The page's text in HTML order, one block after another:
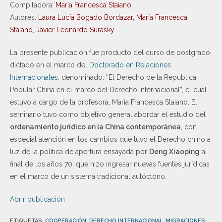
Compiladora: María Francesca Staiano
Autores:
Laura Lucía Bogado Bordazar, María Francesca
Staiano, Javier Leonardo Surasky.
La presente publicación fue producto del curso de postgrado
dictado en el marco del
Doctorado en Relaciones
Internacionales , denominado: “El Derecho de la Republica
Popular China en el marco del Derecho Internacional”, el cual
estuvo a cargo de la profesora, Maria Francesca Staiano. El
seminario tuvo como objetivo general abordar el estudio del
ordenamiento jurídico en la China contemporánea , con
especial atención en los cambios que tuvo el Derecho chino a
luz de la política de apertura ensayada por Deng Xiaoping al
final de los años 70, que hizo ingresar nuevas fuentes jurídicas
en el marco de un sistema tradicional autóctono.
Abrir publicación
ETIQUETAS: COOPERACIÓN DERECHO INTERNACIONAL MIGRACIONES